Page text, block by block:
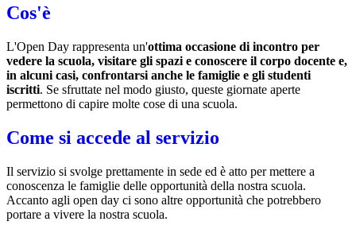
Cos'è
L'Open Day rappresenta un'ottima occasione di incontro per
vedere la scuola, visitare gli spazi e conoscere il corpo docente e,
in alcuni casi, confrontarsi anche le famiglie e gli studenti
iscritti. Se sfruttate nel modo giusto, queste giornate aperte
permettono di capire molte cose di una scuola.
Come si accede al servizio
Il servizio si svolge prettamente in sede ed è atto per mettere a
conoscenza le famiglie delle opportunità della nostra scuola.
Accanto agli open day ci sono altre opportunità che potrebbero
portare a vivere la nostra scuola.